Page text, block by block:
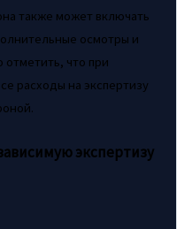
также может включать
осмотры и
что при
расходы на экспертизу
экспертизу